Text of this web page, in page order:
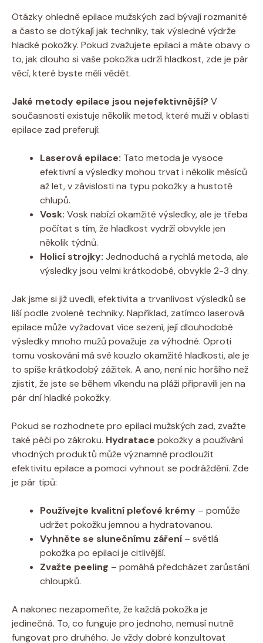
Otázky ohledně epilace mužských zad bývají rozmanité
a často se dotýkají jak techniky, tak výsledné výdrže
hladké pokožky. Pokud zvažujete epilaci a máte obavy o
to, jak dlouho si vaše pokožka udrží hladkost, zde je pár
věcí, které byste měli vědět.
Jaké metody epilace jsou nejefektivnější? V
současnosti existuje několik metod, které muži v oblasti
epilace zad preferují:
Laserová epilace: Tato metoda je vysoce
efektivní a výsledky mohou trvat i několik měsíců
až let, v závislosti na typu pokožky a hustotě
chlupů.
Vosk: Vosk nabízí okamžité výsledky, ale je třeba
počítat s tím, že hladkost vydrží obvykle jen
několik týdnů.
Holicí strojky: Jednoduchá a rychlá metoda, ale
výsledky jsou velmi krátkodobé, obvykle 2-3 dny.
Jak jsme si již uvedli, efektivita a trvanlivost výsledků se
liší podle zvolené techniky. Například, zatímco laserová
epilace může vyžadovat více sezení, její dlouhodobé
výsledky mnoho mužů považuje za výhodné. Oproti
tomu voskování má své kouzlo okamžité hladkosti, ale je
to spíše krátkodobý zážitek. A ano, není nic horšího než
zjistit, že jste se během víkendu na pláži připravili jen na
pár dní hladké pokožky.
Pokud se rozhodnete pro epilaci mužských zad, zvažte
také péči po zákroku. Hydratace pokožky a používání
vhodných produktů může významně prodloužit
efektivitu epilace a pomoci vyhnout se podráždění. Zde
je pár tipů:
Používejte kvalitní pleťové krémy – pomůže
udržet pokožku jemnou a hydratovanou.
Vyhněte se slunečnímu záření – světlá
pokožka po epilaci je citlivější.
Zvažte peeling – pomáhá předcházet zarůstání
chloupků.
A nakonec nezapomeňte, že každá pokožka je
jedinečná. To, co funguje pro jednoho, nemusí nutně
fungovat pro druhého. Je vždy dobré konzultovat